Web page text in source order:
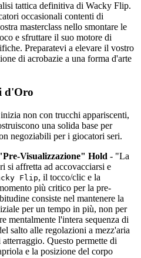
tattica definitiva di Wacky Flip.
occasionali contenti di
masterclass nello smontare le
e sfruttare il suo motore di
Preparatevi a elevare il vostro
di acrobazie a una forma d'arte
d'Oro
non con trucchi appariscenti,
una solida base per
negoziabili per i giocatori seri.
Visualizzazione" Hold - "La
si affretta ad accovacciarsi e
Flip, il tocco/clic e la
più critico per la pre-
consiste nel mantenere la
per un tempo in più, non per
mentalmente l'intera sequenza di
salto alle regolazioni a mezz'aria
Questo permette di
e la posizione del corpo